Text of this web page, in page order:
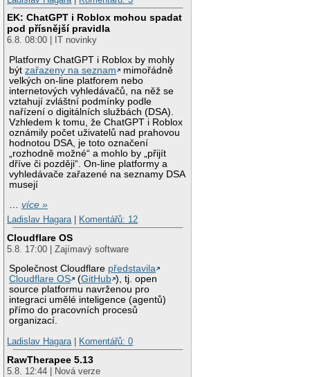
EK: ChatGPT i Roblox mohou spadat
pod přísnější pravidla
6.8. 08:00 | IT novinky
Platformy ChatGPT i Roblox by mohly
býtzařazeny na seznam
mimořádně
velkých on-line platforem nebo
internetových vyhledávačů, na něž se
vztahují zvláštní podmínky podle
nařízení o digitálních službách (DSA).
Vzhledem k tomu, že ChatGPT i Roblox
oznámily počet uživatelů nad prahovou
hodnotou DSA, je toto označení
„rozhodně možné“ a mohlo by „přijít
dříve či později“. On-line platformy a
vyhledávače zařazené na seznamy DSA
musejí
…více »
Ladislav Hagara| Komentářů: 12
Cloudflare OS
5.8. 17:00 | Zajímavý software
Společnost Cloudflare představila
Cloudflare OS
(GitHub ), tj. open
source platformu navrženou pro
integraci umělé inteligence (agentů)
přímo do pracovních procesů
organizací.
Ladislav Hagara| Komentářů: 0
RawTherapee 5.13
5.8. 12:44 | Nová verze